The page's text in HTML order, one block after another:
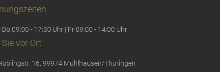
Do 09:00 - 17:30 Uhr | Fr 09:00 - 14:00 Uhr
Sie vor Ort
16, 99974 Mühlhausen/Thüringen